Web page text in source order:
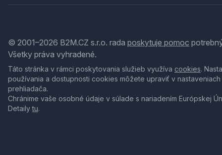
© 2001–2026 B2M.CZ s.r.o. rada poskytuje pomoc
Všetky práva vyhradené.
Táto stránka v rámci poskytovania služieb využíva cookies.
používania a dostupnosti cookies môžete upraviť v nastaveniach
prehliadača.
Chránime vaše osobné údaje v súlade s nariadením Európskej
Detailytu.